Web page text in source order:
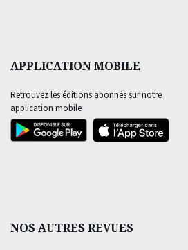
APPLICATION MOBILE
Retrouvez les éditions abonnés sur notre
application mobile
NOS AUTRES REVUES